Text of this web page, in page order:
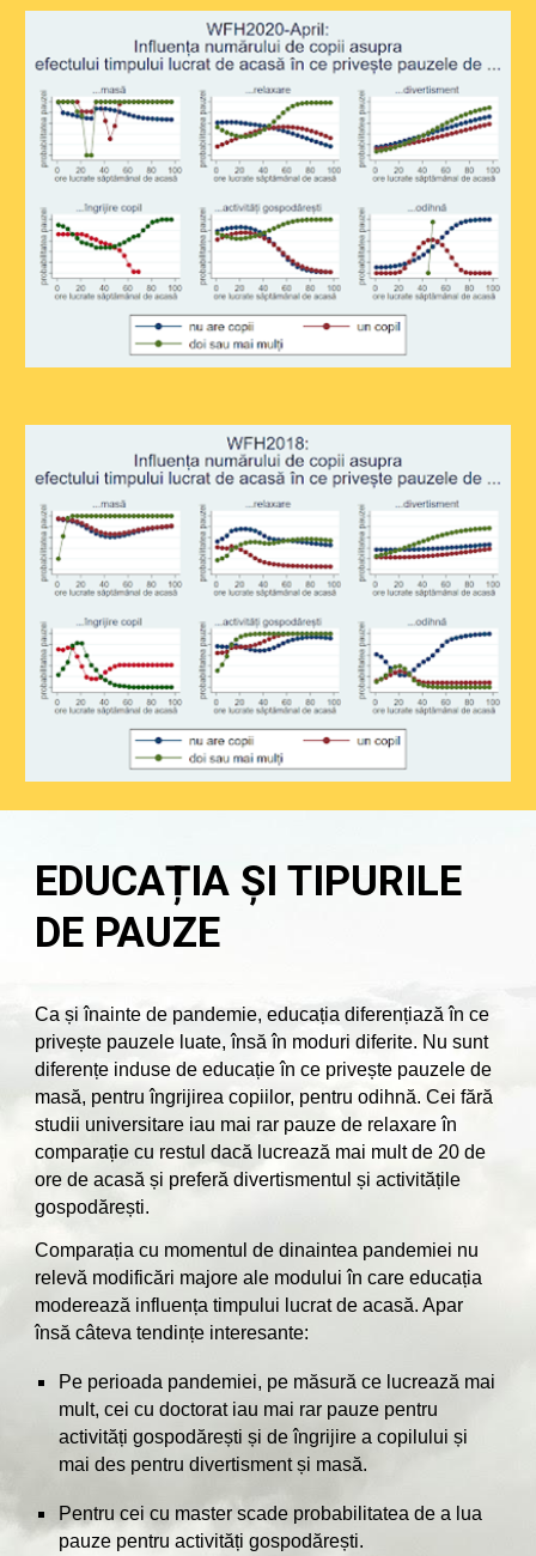
EDUCAȚIA ȘI TIPURILE
DE PAUZE
Ca și înainte de pandemie, educația diferențiază în ce
privește pauzele luate, însă în moduri diferite. Nu sunt
diferențe induse de educație în ce privește pauzele de
masă, pentru îngrijirea copiilor, pentru odihnă. Cei fără
studii universitare iau mai rar pauze de relaxare în
comparație cu restul dacă lucrează mai mult de 20 de
ore de acasă și preferă divertismentul și activitățile
gospodărești.
Comparația cu momentul de dinaintea pandemiei nu
relevă modificări majore ale modului în care educația
moderează influența timpului lucrat de acasă. Apar
însă câteva tendințe interesante:
Pe perioada pandemiei, pe măsură ce lucrează mai
mult, cei cu doctorat iau mai rar pauze pentru
activități gospodărești și de îngrijire a copilului și
mai des pentru divertisment și masă.
Pentru cei cu master scade probabilitatea de a lua
pauze pentru activități gospodărești.